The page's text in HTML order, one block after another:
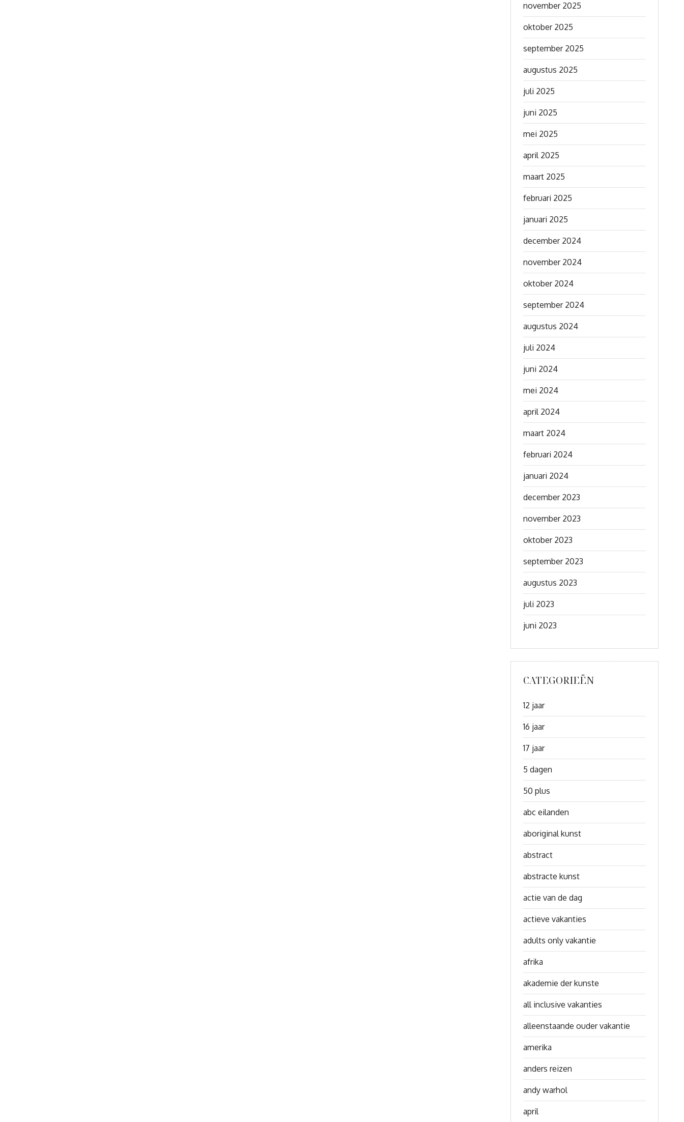
november 2025
oktober 2025
september 2025
augustus 2025
juli 2025
juni 2025
mei 2025
april 2025
maart 2025
februari 2025
januari 2025
december 2024
november 2024
oktober 2024
september 2024
augustus 2024
juli 2024
juni 2024
mei 2024
april 2024
maart 2024
februari 2024
januari 2024
december 2023
november 2023
oktober 2023
september 2023
augustus 2023
juli 2023
juni 2023
CATEGORIEËN
12 jaar
16 jaar
17 jaar
5 dagen
50 plus
abc eilanden
aboriginal kunst
abstract
abstracte kunst
actie van de dag
actieve vakanties
adults only vakantie
afrika
akademie der kunste
all inclusive vakanties
alleenstaande ouder vakantie
amerika
anders reizen
andy warhol
april